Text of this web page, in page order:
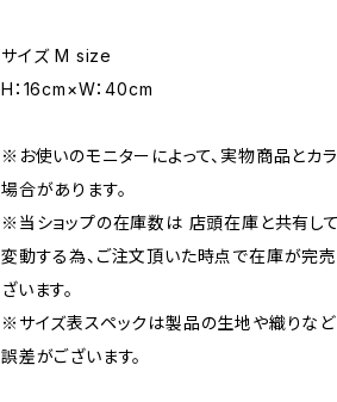
サイズ M size
H：16cm×W：40cm
※お使いのモニターによって、実物商品とカ
場合があります。
※当ショップの在庫数は 店頭在庫と共有し
変動する為、ご注文頂いた時点で在庫が完
ざいます。
※サイズ表スペックは製品の生地や織りなど
誤差がございます。